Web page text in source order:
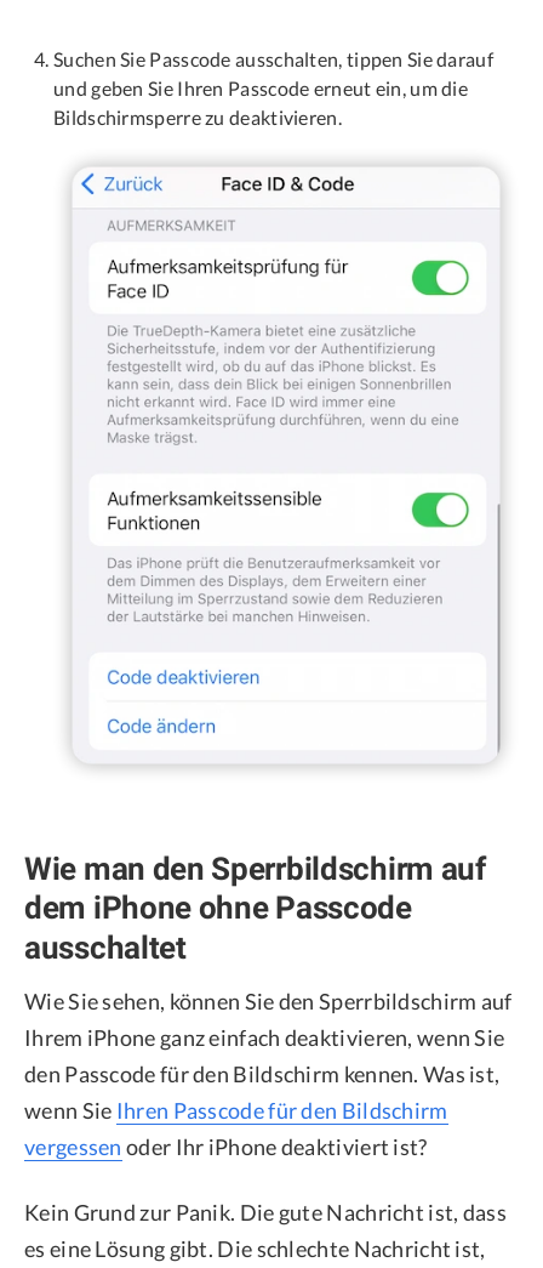
Suchen Sie Passcode ausschalten, tippen Sie darauf
und geben Sie Ihren Passcode erneut ein, um die
Bildschirmsperre zu deaktivieren.
Wie man den Sperrbildschirm auf
dem iPhone ohne Passcode
ausschaltet
Wie Sie sehen, können Sie den Sperrbildschirm auf
Ihrem iPhone ganz einfach deaktivieren, wenn Sie
den Passcode für den Bildschirm kennen. Was ist,
wenn Sie Ihren Passcode für den Bildschirm
vergessen oder Ihr iPhone deaktiviert ist?
Kein Grund zur Panik. Die gute Nachricht ist, dass
es eine Lösung gibt. Die schlechte Nachricht ist,